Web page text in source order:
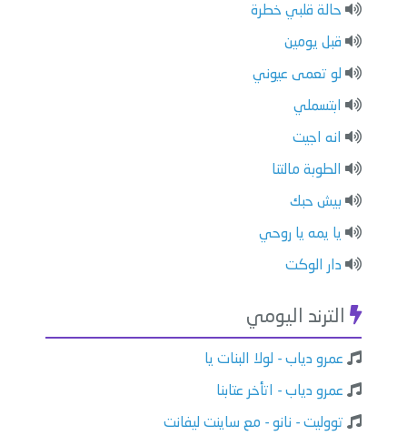
حالة قلبي خطرة
قبل يومين
لو تعمى عيوني
ابتسملي
انه اجيت
الطوبة مالتنا
بيش حبك
يا يمه يا روحي
دار الوكت
الترند اليومي
عمرو دياب - لولا البنات يا
عمرو دياب - اتأخر عتابنا
تووليت - نانو - مع ساينت ليفانت